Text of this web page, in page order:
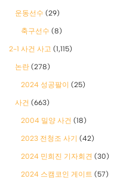
운동선수 (29)
축구선수 (8)
2-1 사건 사고 (1,115)
논란 (278)
2024 성공팔이 (25)
사건 (663)
2004 밀양 사건 (18)
2023 전청조 사기 (42)
2024 민희진 기자회견 (30)
2024 스캠코인 게이트 (57)